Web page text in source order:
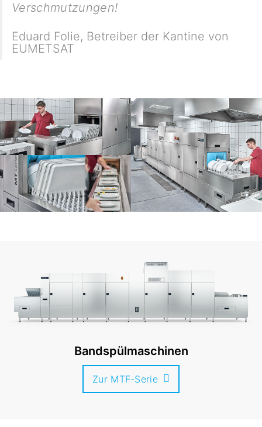
Verschmutzungen!
Eduard Folie, Betreiber der Kantine von
EUMETSAT
Bandspülmaschinen
Zur MTF-Serie